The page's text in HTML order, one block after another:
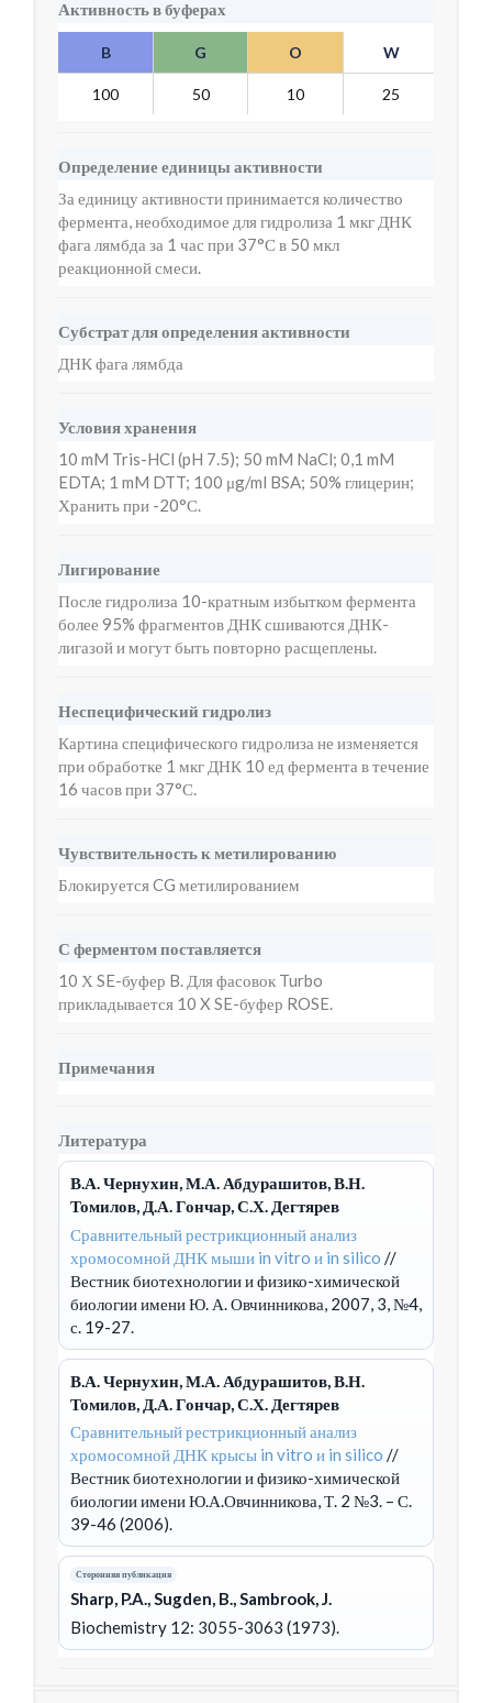
Активность в буферах
B G O W
100 50 10 25
Определение единицы активности
За единицу активности принимается количество
фермента, необходимое для гидролиза 1 мкг ДНК
фага лямбда за 1 час при 37°С в 50 мкл
реакционной смеси.
Субстрат для определения активности
ДНК фага лямбда
Условия хранения
10 mM Tris-HCl (pH 7.5); 50 mM NaCl; 0,1 mM
EDTA; 1 mM DTT; 100 μg/ml BSA; 50% глицерин;
Хранить при -20°С.
Лигирование
После гидролиза 10-кратным избытком фермента
более 95% фрагментов ДНК сшиваются ДНК-
лигазой и могут быть повторно расщеплены.
Неспецифический гидролиз
Картина специфического гидролиза не изменяется
при обработке 1 мкг ДНК 10 ед фермента в течение
16 часов при 37°С.
Чувствительность к метилированию
Блокируется CG метилированием
С ферментом поставляется
10 Х SE-буфер B. Для фасовок Turbo
прикладывается 10 X SE-буфер ROSE.
Примечания
Литература
В.А. Чернухин, М.А. Абдурашитов, В.Н.
Томилов, Д.А. Гончар, С.Х. Дегтярев
Сравнительный рестрикционный анализ
хромосомной ДНК мыши in vitro и in silico //
Вестник биотехнологии и физико-химической
биологии имени Ю. А. Овчинникова, 2007, 3, №4,
с. 19-27.
В.А. Чернухин, М.А. Абдурашитов, В.Н.
Томилов, Д.А. Гончар, С.Х. Дегтярев
Сравнительный рестрикционный анализ
хромосомной ДНК крысы in vitro и in silico //
Вестник биотехнологии и физико-химической
биологии имени Ю.А.Овчинникова, Т. 2 №3. – С.
39-46 (2006).
Сторонняя публикация
Sharp, P.A., Sugden, B., Sambrook, J.
Biochemistry 12: 3055-3063 (1973).